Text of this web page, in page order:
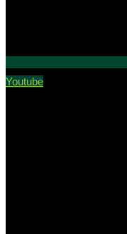
Youtube